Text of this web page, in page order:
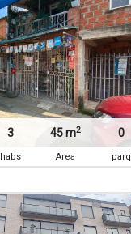
3
habs
45 m2
Area
0
parq